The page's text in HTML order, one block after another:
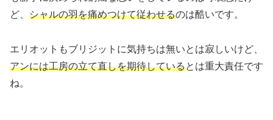
ど、 シャルの羽を痛めつけて従わせるのは酷いです。
エリオットもブリジットに気持ちは無いとは寂しいけど、
アンには工房の立て直しを期待しているとは重大責任です
ね。